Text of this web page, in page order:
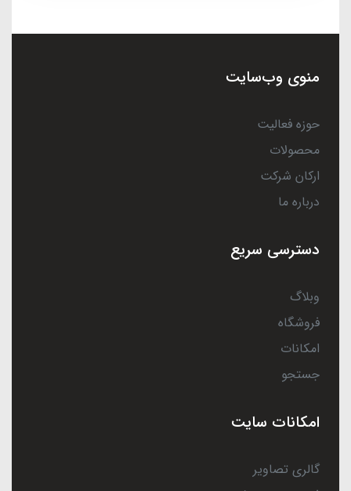
منوی وب‌سایت
حوزه فعالیت
محصولات
ارکان شرکت
درباره ما
دسترسی سریع
وبلاگ
فروشگاه
امکانات
جستجو
امکانات سایت
گالری تصاویر